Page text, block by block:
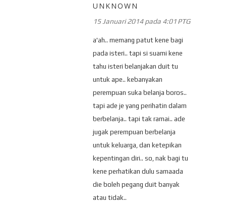
UNKNOWN
15 Januari 2014 pada 4:01 PTG
a'ah.. memang patut kene bagi
pada isteri.. tapi si suami kene
tahu isteri belanjakan duit tu
untuk ape.. kebanyakan
perempuan suka belanja boros..
tapi ade je yang perihatin dalam
berbelanja.. tapi tak ramai.. ade
jugak perempuan berbelanja
untuk keluarga, dan ketepikan
kepentingan diri.. so, nak bagi tu
kene perhatikan dulu samaada
die boleh pegang duit banyak
atau tidak..